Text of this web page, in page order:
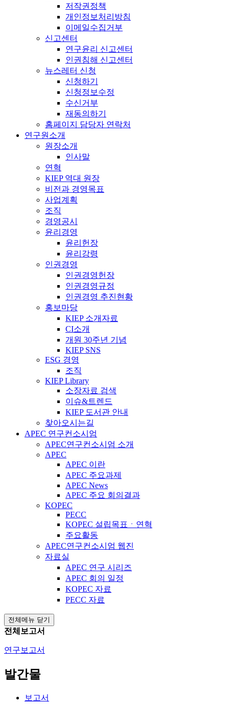
저작권정책
개인정보처리방침
이메일수집거부
신고센터
연구윤리 신고센터
인권침해 신고센터
뉴스레터 신청
신청하기
신청정보수정
수신거부
재동의하기
홈페이지 담당자 연락처
연구원소개
원장소개
인사말
연혁
KIEP 역대 원장
비전과 경영목표
사업계획
조직
경영공시
윤리경영
윤리헌장
윤리강령
인권경영
인권경영헌장
인권경영규정
인권경영 추진현황
홍보마당
KIEP 소개자료
CI소개
개원 30주년 기념
KIEP SNS
ESG 경영
조직
KIEP Library
소장자료 검색
이슈&트렌드
KIEP 도서관 안내
찾아오시는길
APEC 연구컨소시엄
APEC연구컨소시엄 소개
APEC
APEC 이란
APEC 주요과제
APEC News
APEC 주요 회의결과
KOPEC
PECC
KOPEC 설립목표ㆍ연혁
주요활동
APEC연구컨소시엄 웹진
자료실
APEC 연구 시리즈
APEC 회의 일정
KOPEC 자료
PECC 자료
전체메뉴 닫기
전체보고서
연구보고서
발간물
보고서